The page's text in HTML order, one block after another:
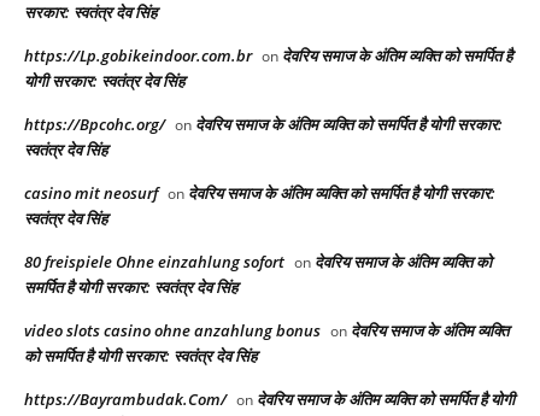
सरकार: स्वतंत्र देव सिंह
https://Lp.gobikeindoor.com.br on देवरिय समाज के अंतिम व्यक्ति को समर्पित है
योगी सरकार: स्वतंत्र देव सिंह
https://Bpcohc.org/ on देवरिय समाज के अंतिम व्यक्ति को समर्पित है योगी सरकार:
स्वतंत्र देव सिंह
casino mit neosurf on देवरिय समाज के अंतिम व्यक्ति को समर्पित है योगी सरकार:
स्वतंत्र देव सिंह
80 freispiele Ohne einzahlung sofort on देवरिय समाज के अंतिम व्यक्ति को
समर्पित है योगी सरकार: स्वतंत्र देव सिंह
video slots casino ohne anzahlung bonus on देवरिय समाज के अंतिम व्यक्ति
को समर्पित है योगी सरकार: स्वतंत्र देव सिंह
https://Bayrambudak.Com/ on देवरिय समाज के अंतिम व्यक्ति को समर्पित है योगी